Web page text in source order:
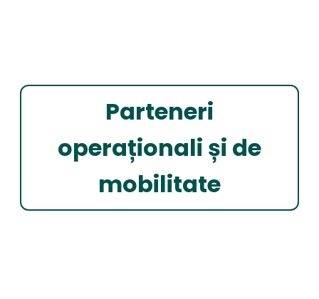
Parteneri
operaționali și de
mobilitate